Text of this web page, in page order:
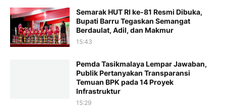
Semarak HUT RI ke-81 Resmi Dibuka,
Bupati Barru Tegaskan Semangat
Berdaulat, Adil, dan Makmur
15:43
Pemda Tasikmalaya Lempar Jawaban,
Publik Pertanyakan Transparansi
Temuan BPK pada 14 Proyek
Infrastruktur
15:29